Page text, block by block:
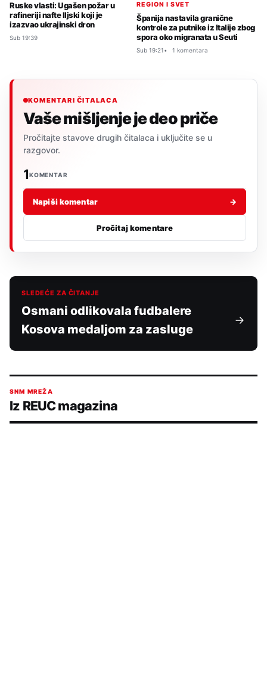
Ruske vlasti: Ugašen požar u
rafineriji nafte Iljski koji je
izazvao ukrajinski dron
Sub 19:39
REGION I SVET
Španija nastavila granične
kontrole za putnike iz Italije zbog
spora oko migranata u Seuti
Sub 19:21 1 komentara
KOMENTARI ČITALACA
Vaše mišljenje je deo priče
Pročitajte stavove drugih čitalaca i uključite se u
razgovor.
1KOMENTAR
Napiši komentar →
Pročitaj komentare
SLEDEĆE ZA ČITANJE
Osmani odlikovala fudbalere
Kosova medaljom za zasluge
SNM MREŽA
Iz REUC magazina